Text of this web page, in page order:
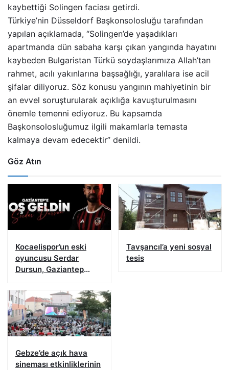
kaybettiği Solingen faciası getirdi.
Türkiye’nin Düsseldorf Başkonsolosluğu tarafından
yapılan açıklamada, “Solingen’de yaşadıkları
apartmanda dün sabaha karşı çıkan yangında hayatını
kaybeden Bulgaristan Türkü soydaşlarımıza Allah’tan
rahmet, acılı yakınlarına başsağlığı, yaralılara ise acil
şifalar diliyoruz. Söz konusu yangının mahiyetinin bir
an evvel soruşturularak açıklığa kavuşturulmasını
önemle temenni ediyoruz. Bu kapsamda
Başkonsolosluğumuz ilgili makamlarla temasta
kalmaya devam edecektir” denildi.
Göz Atın
Kocaelispor’un eski
oyuncusu Serdar
Dursun, Gaziantep
Tavşancıl’a yeni sosyal
tesis
Gebze’de açık hava
sineması etkinliklerinin